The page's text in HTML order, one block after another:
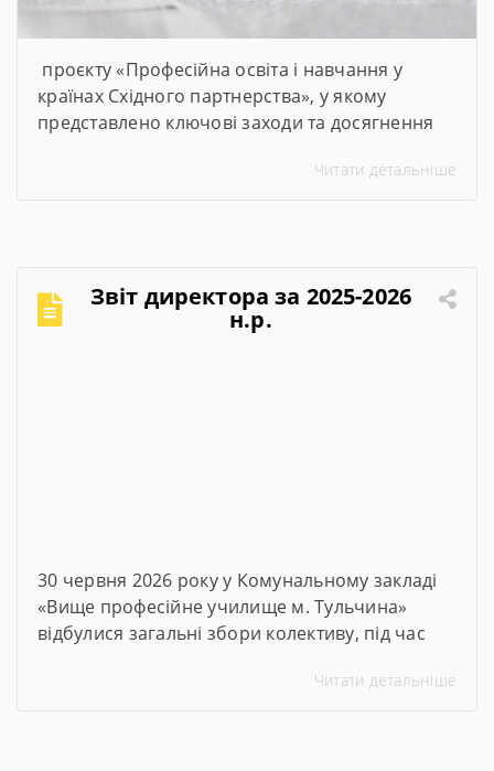
проєкту «Професійна освіта і навчання у
країнах Східного партнерства», у якому
представлено ключові заходи та досягнення
Читати детальніше
Звіт директора за 2025-2026
н.р.
30 червня 2026 року у Комунальному закладі
«Вище професійне училище м. Тульчина»
відбулися загальні збори колективу, під час
прозвітувала про підсумки роботи за 2025–
Читати детальніше